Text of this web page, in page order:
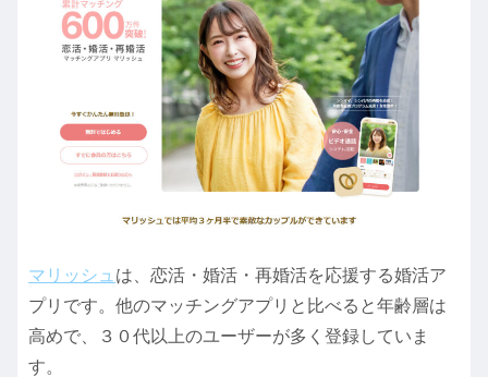
マリッシュ は、恋活・婚活・再婚活を応援する婚活ア
プリです。他のマッチングアプリと比べると年齢層は
高めで、３０代以上のユーザーが多く登録していま
す。